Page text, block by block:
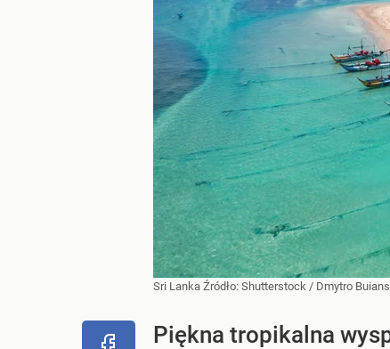
Sri Lanka Źródło: Shutterstock / Dmytro
Piękna tropikalna